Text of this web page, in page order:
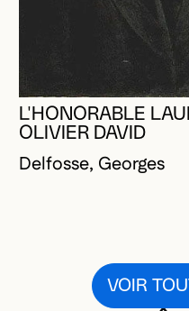
L'HONORABLE
OLIVIER DAVID
Delfosse, Georges
VOIR